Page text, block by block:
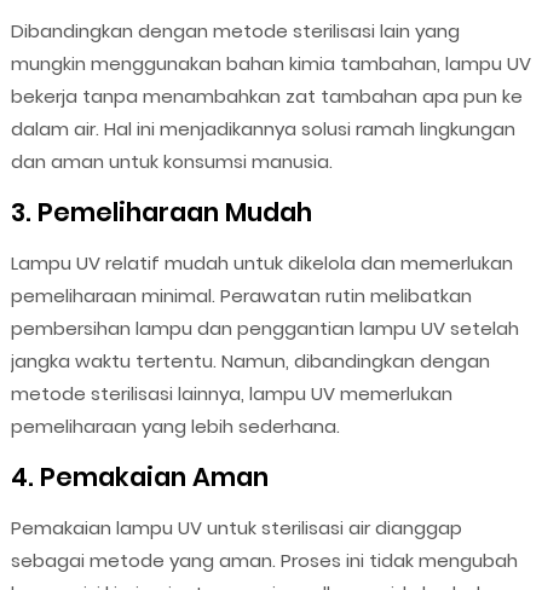
Dibandingkan dengan metode sterilisasi lain yang
mungkin menggunakan bahan kimia tambahan, lampu UV
bekerja tanpa menambahkan zat tambahan apa pun ke
dalam air. Hal ini menjadikannya solusi ramah lingkungan
dan aman untuk konsumsi manusia.
3. Pemeliharaan Mudah
Lampu UV relatif mudah untuk dikelola dan memerlukan
pemeliharaan minimal. Perawatan rutin melibatkan
pembersihan lampu dan penggantian lampu UV setelah
jangka waktu tertentu. Namun, dibandingkan dengan
metode sterilisasi lainnya, lampu UV memerlukan
pemeliharaan yang lebih sederhana.
4. Pemakaian Aman
Pemakaian lampu UV untuk sterilisasi air dianggap
sebagai metode yang aman. Proses ini tidak mengubah